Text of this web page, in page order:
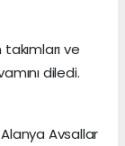
ve
diledi.
Avsallar